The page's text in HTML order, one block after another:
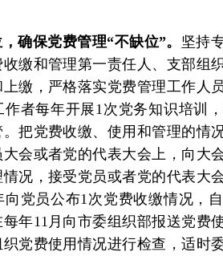
确保党费管理“不缺位”。 坚持
缴和管理第一责任人、支部组
缴，严格落实党费管理工作人
者每年开展1次党务知识培训
把党费收缴、使用和管理的情
会或者党的代表大会上，向大
况，接受党员或者党的代表大
党员公布1次党费收缴情况，
年11月向市委组织部报送党费
党费使用情况进行检查，适时